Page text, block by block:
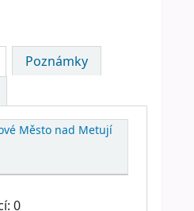
Poznámky
Město nad Metují
0